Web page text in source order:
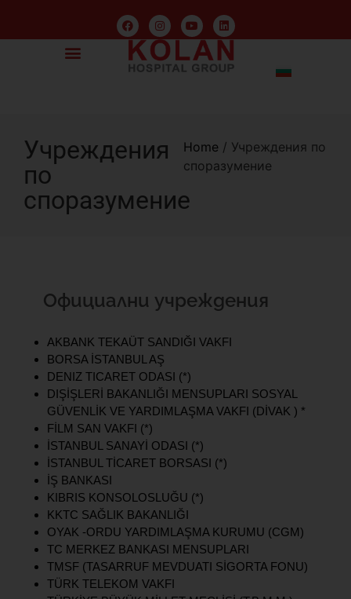
Учреждения
по
споразумение
Home / Учреждения по
споразумение
Официални учреждения
AKBANK TEKAÜT SANDIĞI VAKFI
BORSA İSTANBUL AŞ
DENIZ TICARET ODASI (*)
DIŞİŞLERİ BAKANLIĞI MENSUPLARI SOSYAL
GÜVENLİK VE YARDIMLAŞMA VAKFI (DİVAK ) *
FİLM SAN VAKFI (*)
İSTANBUL SANAYİ ODASI (*)
İSTANBUL TİCARET BORSASI (*)
İŞ BANKASI
KIBRIS KONSOLOSLUĞU (*)
KKTC SAĞLIK BAKANLIĞI
OYAK -ORDU YARDIMLAŞMA KURUMU (CGM)
TC MERKEZ BANKASI MENSUPLARI
TMSF (TASARRUF MEVDUATI SİGORTA FONU)
TÜRK TELEKOM VAKFI